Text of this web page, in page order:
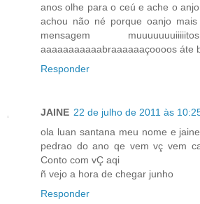
anos olhe para o ceú e ache o
achou não né porque oanjo
mensagem
aaaaaaaaaaabraaaaaaçoooos áte
Responder
JAINE 22 de julho de 2011 às
ola luan santana meu nome e
pedrao do ano qe vem vç vem
Conto com vÇ aqi
ñ vejo a hora de chegar junho
Responder